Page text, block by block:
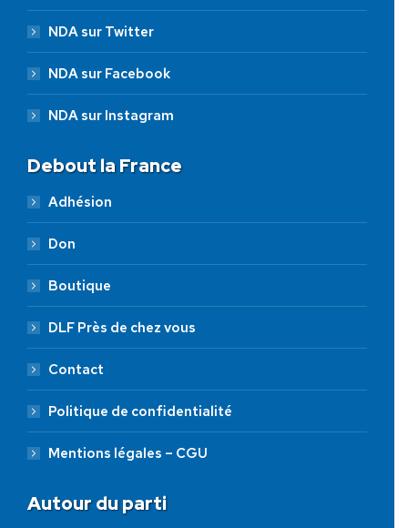
NDA sur Twitter
NDA sur Facebook
NDA sur Instagram
Debout la France
Adhésion
Don
Boutique
DLF Près de chez vous
Contact
Politique de confidentialité
Mentions légales – CGU
Autour du parti